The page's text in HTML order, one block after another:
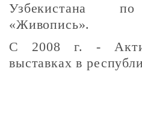
Узбекистана по
«Живопись».
С 2008 г. -
выставках в